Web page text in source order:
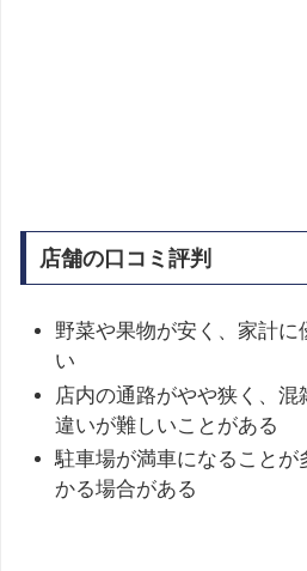
店舗の口コミ評判
野菜や果物が安く、家計に
い
店内の通路がやや狭く、
違いが難しいことがある
駐車場が満車になること
かる場合がある